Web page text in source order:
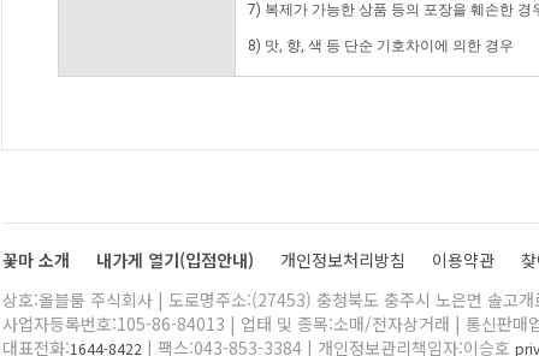
7) 복제가 가능한 상품 등의 포장을 훼손한 경
8) 맛, 향, 색 등 단순 기호차이에 의한 경우
꽃마 소개 내가게 열기(입점안내) 개인정보처리방침 이용약관
상호:올블룸 주식회사 | 도로명주소:(27453) 충청북도 충주시 노은면 솔고
사업자등록번호:105-86-84013 | 업태 및 종목:소매/전자상거래 | 통신판매
대표전화:1644-8422 | 팩스:043-853-3384 | 개인정보관리책임자:이승호